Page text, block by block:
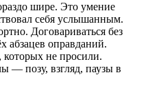
шире. Это умение
себя услышанным.
Договариваться без
абзацев оправданий.
которых не просили.
— позу, взгляд, паузы в